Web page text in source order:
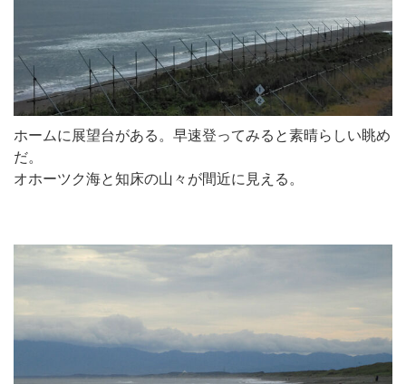
ホームに展望台がある。早速登ってみると素晴らしい眺め
だ。
オホーツク海と知床の山々が間近に見える。